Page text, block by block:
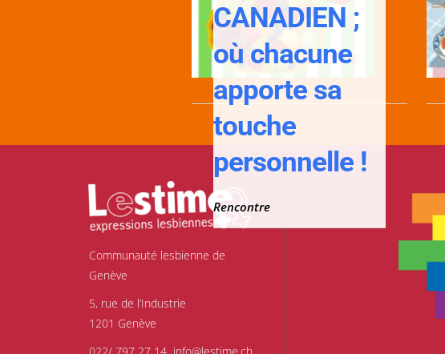
CANADIEN ;
où chacune
apporte sa
touche
personnelle !
Rencontre
Communauté lesbienne de
Genève
5, rue de l’Industrie
1201 Genève
022/ 797 27 14 info@lestime.ch